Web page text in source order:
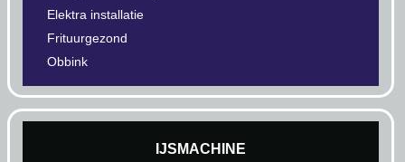
Elektra installatie
Frituurgezond
Obbink
IJSMACHINE